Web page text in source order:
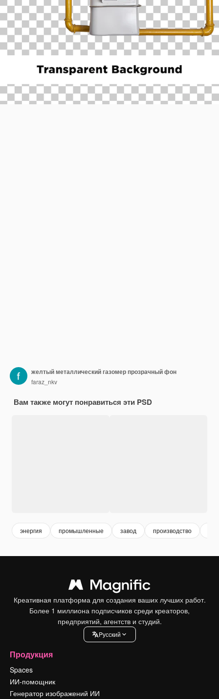
желтый металлический газомер прозрачный фон
faraz_nkv
Вам также могут понравиться эти PSD
энергия промышленные завод производство
Креативная платформа для создания ваших лучших работ.
Более 1 миллиона подписчиков среди креаторов,
предприятий, агентств и студий.
Pусский
Продукция
Spaces
ИИ-помощник
Генератор изображений ИИ